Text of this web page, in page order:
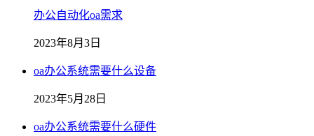
办公自动化oa需求
2023年8月3日
oa办公系统需要什么设备
2023年5月28日
oa办公系统需要什么硬件